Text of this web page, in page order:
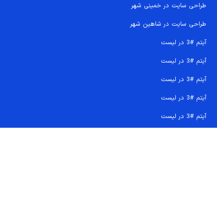
طراحی سایت در خمینی شهر
طراحی سایت در شاهین شهر
آیتم #3 در لیست
آیتم #3 در لیست
آیتم #3 در لیست
آیتم #3 در لیست
آیتم #3 در لیست